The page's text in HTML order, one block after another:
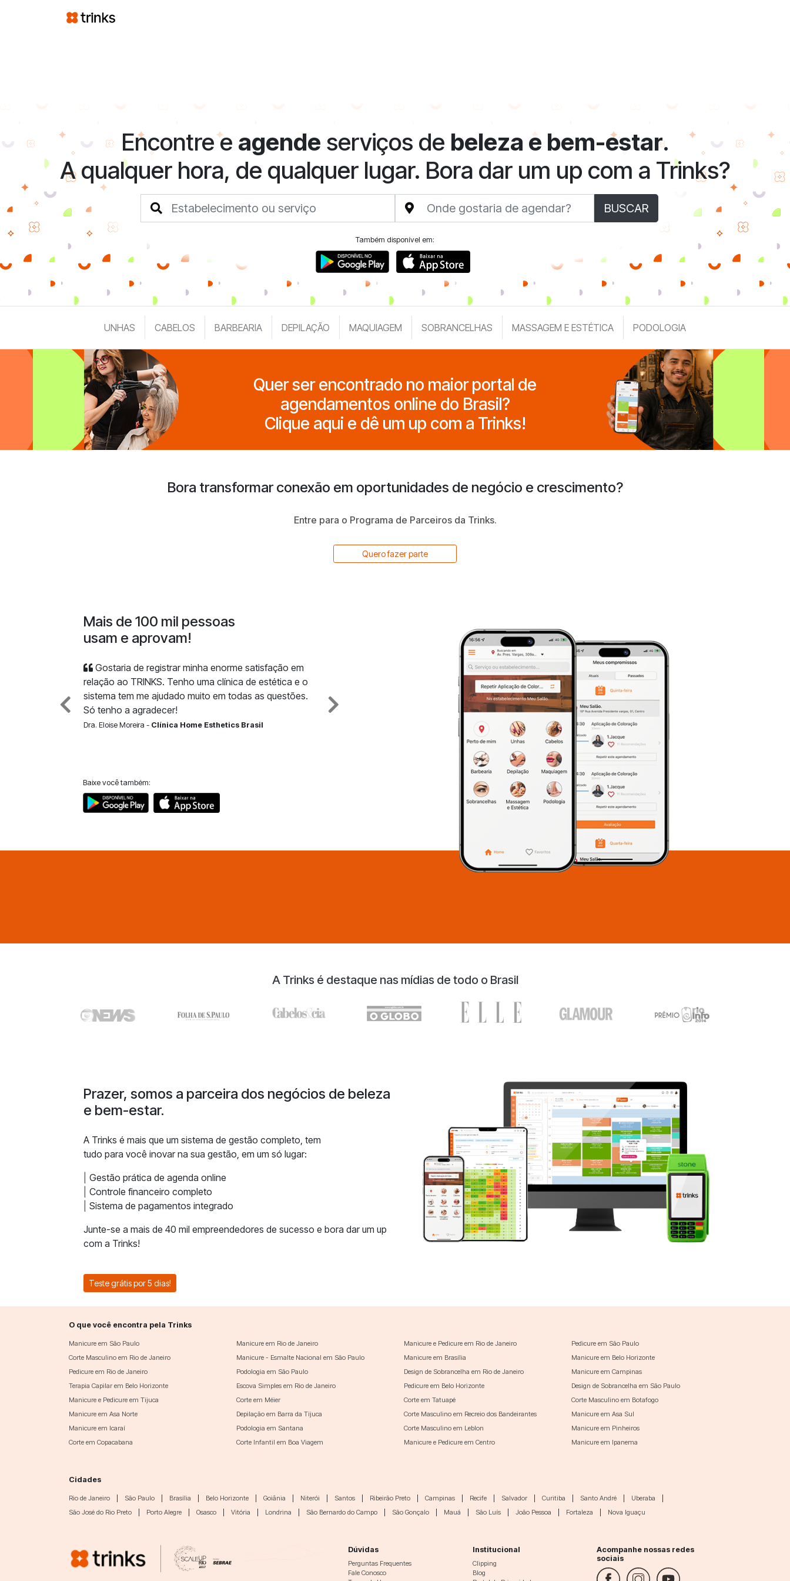
Encontre e agende serviços de beleza e bem-estar.
A qualquer hora, de qualquer lugar. Bora dar um up com a Trinks?
BUSCAR
Também disponível em:
UNHAS CABELOS BARBEARIA DEPILAÇÃO MAQUIAGEM SOBRANCELHAS MASSAGEM E ESTÉTICA PODOLOGIA
Quer ser encontrado no maior portal de
agendamentos online do Brasil?
Clique aqui e dê um up com a Trinks!
Bora transformar conexão em oportunidades de negócio e crescimento?
Entre para o Programa de Parceiros da Trinks.
Quero fazer parte
Mais de 100 mil pessoas
usam e aprovam!
Gostaria de registrar minha enorme satisfação em
relação ao TRINKS. Tenho uma clínica de estética e o
sistema tem me ajudado muito em todas as questões.
Só tenho a agradecer!
Dra. Eloise Moreira - Clínica Home Esthetics Brasil
Baixe você também:
A Trinks é destaque nas mídias de todo o Brasil
Prazer, somos a parceira dos negócios de beleza
e bem-estar.
A Trinks é mais que um sistema de gestão completo, tem
tudo para você inovar na sua gestão, em um só lugar:
Gestão prática de agenda online
Controle financeiro completo
Sistema de pagamentos integrado
Junte-se a mais de 40 mil empreendedores de sucesso e bora dar um up
com a Trinks!
Teste grátis por 5 dias!
O que você encontra pela Trinks
Manicure em São Paulo Manicure em Rio de Janeiro Manicure e Pedicure em Rio de Janeiro
Pedicure em São Paulo
Corte Masculino em Rio de Janeiro
Manicure - Esmalte Nacional em São Paulo Manicure em Brasília
Manicure em Belo Horizonte
Pedicure em Rio de Janeiro
Podologia em São Paulo Design de Sobrancelha em Rio de Janeiro
Manicure em Campinas
Terapia Capilar em Belo Horizonte
Escova Simples em Rio de Janeiro Pedicure em Belo Horizonte
Design de Sobrancelha em São Paulo
Manicure e Pedicure em Tijuca
Corte em Méier Corte em Tatuapé
Corte Masculino em Botafogo
Manicure em Asa Norte
Depilação em Barra da Tijuca Corte Masculino em Recreio dos Bandeirantes
Manicure em Asa Sul
Manicure em Icaraí
Podologia em Santana Corte Masculino em Leblon
Manicure em Pinheiros
Corte em Copacabana
Corte Infantil em Boa Viagem Manicure e Pedicure em Centro Manicure em Ipanema
Cidades
Rio de Janeiro São Paulo Brasília Belo Horizonte Goiânia Niterói Santos Ribeirão Preto Campinas Recife Salvador Curitiba Santo André Uberaba
São José do Rio Preto
Porto Alegre Osasco Vitória Londrina São Bernardo do Campo São Gonçalo Mauá São Luís João Pessoa Fortaleza Nova Iguaçu
Dúvidas
Perguntas Frequentes
Fale Conosco
Institucional
Clipping
Blog
Acompanhe nossas redes
sociais